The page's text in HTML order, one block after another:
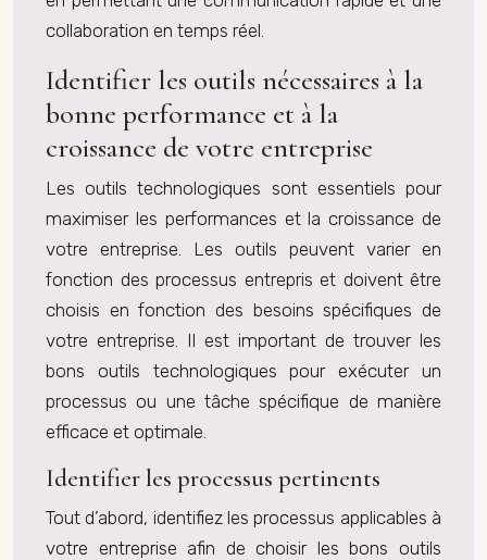
collaboration en temps réel.
Identifier les outils nécessaires à la
bonne performance et à la
croissance de votre entreprise
Les outils technologiques sont essentiels pour
maximiser les performances et la croissance de
votre entreprise. Les outils peuvent varier en
fonction des processus entrepris et doivent être
choisis en fonction des besoins spécifiques de
votre entreprise. Il est important de trouver les
bons outils technologiques pour exécuter un
processus ou une tâche spécifique de manière
efficace et optimale.
Identifier les processus pertinents
Tout d’abord, identifiez les processus applicables à
votre entreprise afin de choisir les bons outils